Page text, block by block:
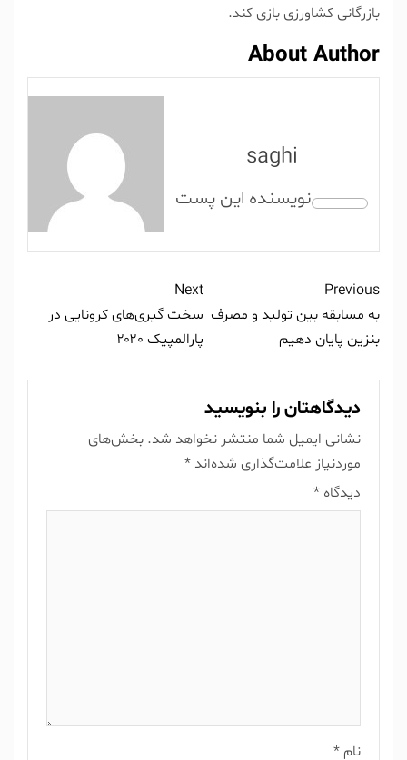
بازرگانی کشاورزی بازی کند.
About Author
saghi
Previous
به مسابقه بین تولید و مصرف
بنزین پایان دهیم
Next
سخت گیری‌های کرونایی در
پارالمپیک ۲۰۲۰
دیدگاهتان را بنویسید
نشانی ایمیل شما منتشر نخواهد شد. بخش‌های
موردنیاز علامت‌گذاری شده‌اند *
دیدگاه *
نام *